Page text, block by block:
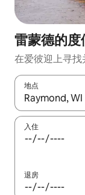
雷蒙德的度
在爱彼迎上寻
地点
如有搜索结果
入住
退房